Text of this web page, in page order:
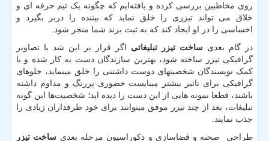
روی مخاطبین بررسی کرده و یافته‌ایم که چگونه یک تیم حرفه ای و
خلاق می تواند تیزری را خلق نماید که بیننده را دربر بگیرد و
احساسی را در او ایجاد کند که به ثبت برند شما منجر شود.
در گام بعدی ساخت تیزر تبلیغاتی اگر قرار بر این شد با تصاویر
گرافیکی تیزر ساخته شود، بهترین سازندگان دست به کار شده و با
کمک نویسندگان شخصیتهای دوست داشتنی را خلق مینماید، جلوهای
گرافیکی برای تاثیر بیشتر میبایست حضوری پررنگ و مداوم داشته
باشند، قطعا نمونه هایی از این دست را دیده اید؛ شخصیت‌ها این گونه
تبلیغات، بعد از چند تیزر موفق میتوانند برای خود طرفداران زیادی را
جذب نمایند.
طراحی صحنه و فضاسازی و دکوراسیون مرحله بعدی ساخت تیزر